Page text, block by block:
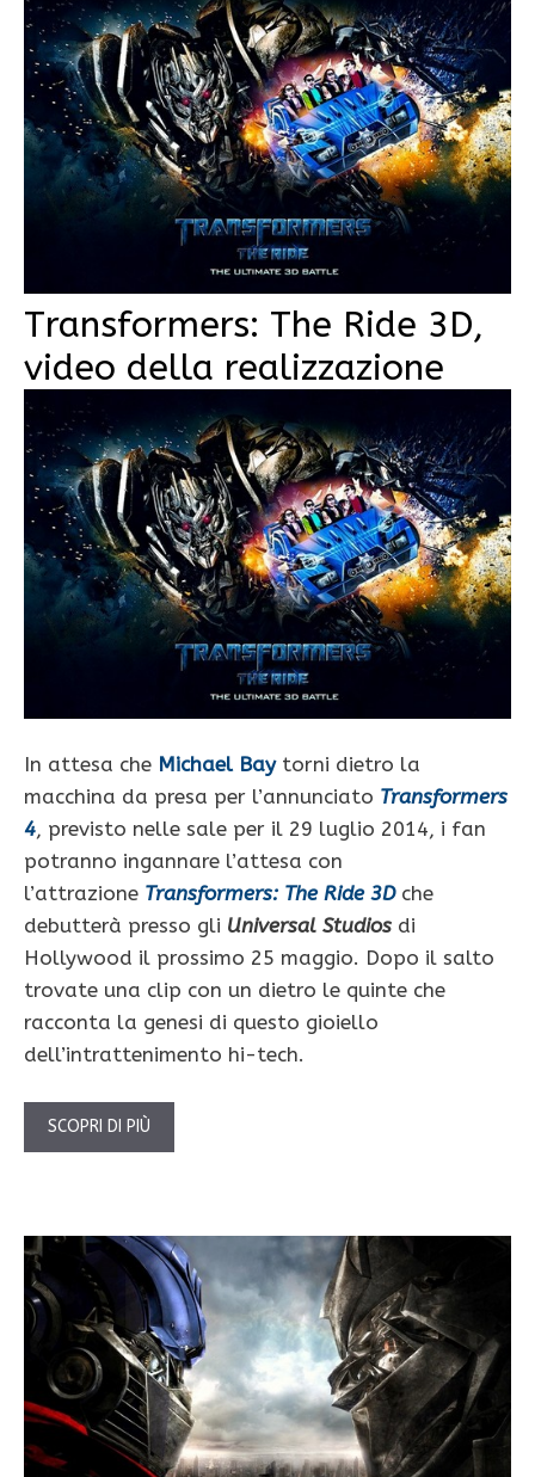
Transformers: The Ride 3D,
video della realizzazione
In attesa che Michael Baytorni dietro la
macchina da presa per l’annunciato Transformers
4, previsto nelle sale per il 29 luglio 2014, i fan
potranno ingannare l’attesa con
l’attrazione Transformers: The Ride 3D che
debutterà presso gli Universal Studios di
Hollywood il prossimo 25 maggio. Dopo il salto
trovate una clip con un dietro le quinte che
racconta la genesi di questo gioiello
dell’intrattenimento hi-tech.
SCOPRI DI PIÙ